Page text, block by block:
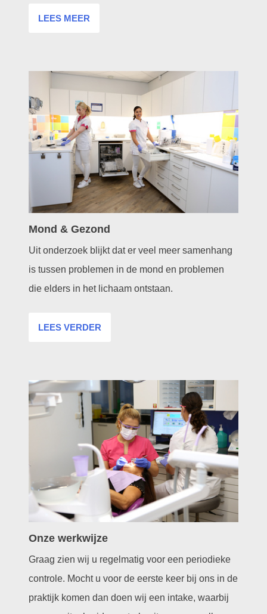
LEES MEER
Mond & Gezond
Uit onderzoek blijkt dat er veel meer samenhang
is tussen problemen in de mond en problemen
die elders in het lichaam ontstaan.
LEES VERDER
Onze werkwijze
Graag zien wij u regelmatig voor een periodieke
controle. Mocht u voor de eerste keer bij ons in de
praktijk komen dan doen wij een intake, waarbij